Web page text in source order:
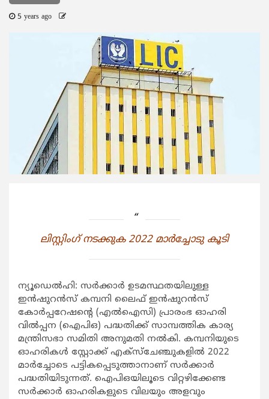
5 years ago
ലിസ്റ്റിംഗ് നടക്കുക 2022 മാര്‍ച്ചോടു കൂടി
ന്യൂഡെല്‍ഹി: സര്‍ക്കാര്‍ ഉടമസ്ഥതയിലുള്ള
ഇന്‍ഷുറന്‍സ് കമ്പനി ലൈഫ് ഇന്‍ഷുറന്‍സ്
കോര്‍പ്പറേഷന്‍റെ (എല്‍ഐസി) പ്രാരംഭ ഓഹരി
വില്‍പ്പന (ഐപിഒ) പദ്ധതിക്ക് സാമ്പത്തിക കാര്യ
മന്ത്രിസഭാ സമിതി അനുമതി നല്‍കി. കമ്പനിയുടെ
ഓഹരികള്‍ സ്റ്റോക്ക് എക്സ്ചേഞ്ചുകളില്‍ 2022
മാര്‍ച്ചോടെ പട്ടികപ്പെടുത്താനാണ് സര്‍ക്കാര്‍
പദ്ധതിയിടുന്നത്. ഐപിഒയിലൂടെ വിറ്റഴിക്കേണ്ട
സര്‍ക്കാര്‍ ഓഹരികളുടെ വിലയും അളവും